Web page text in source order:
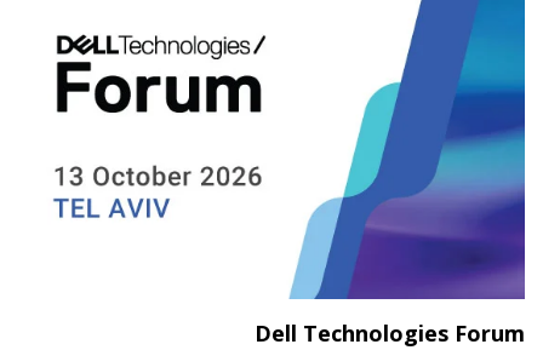
Dell Technologies Forum